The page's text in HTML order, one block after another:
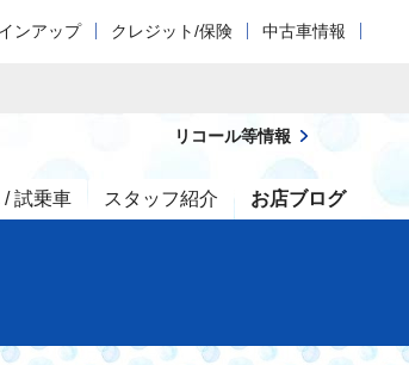
ンアップ クレジット/保険 中古車情報
/ 試乗車 スタッフ紹介 お店ブログ
リコール等情報